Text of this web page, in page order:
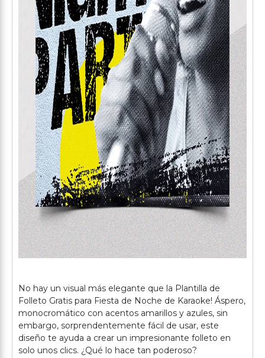
No hay un visual más elegante que la Plantilla de
Folleto Gratis para Fiesta de Noche de Karaoke! Áspero,
monocromático con acentos amarillos y azules, sin
embargo, sorprendentemente fácil de usar, este
diseño te ayuda a crear un impresionante folleto en
solo unos clics. ¿Qué lo hace tan poderoso?